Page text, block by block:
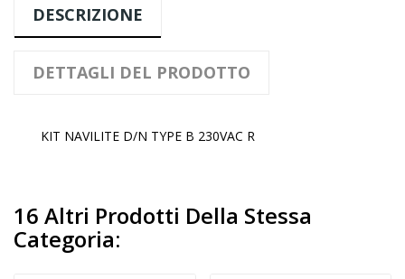
DESCRIZIONE
DETTAGLI DEL PRODOTTO
KIT NAVILITE D/N TYPE B 230VAC R
16 Altri Prodotti Della Stessa
Categoria: